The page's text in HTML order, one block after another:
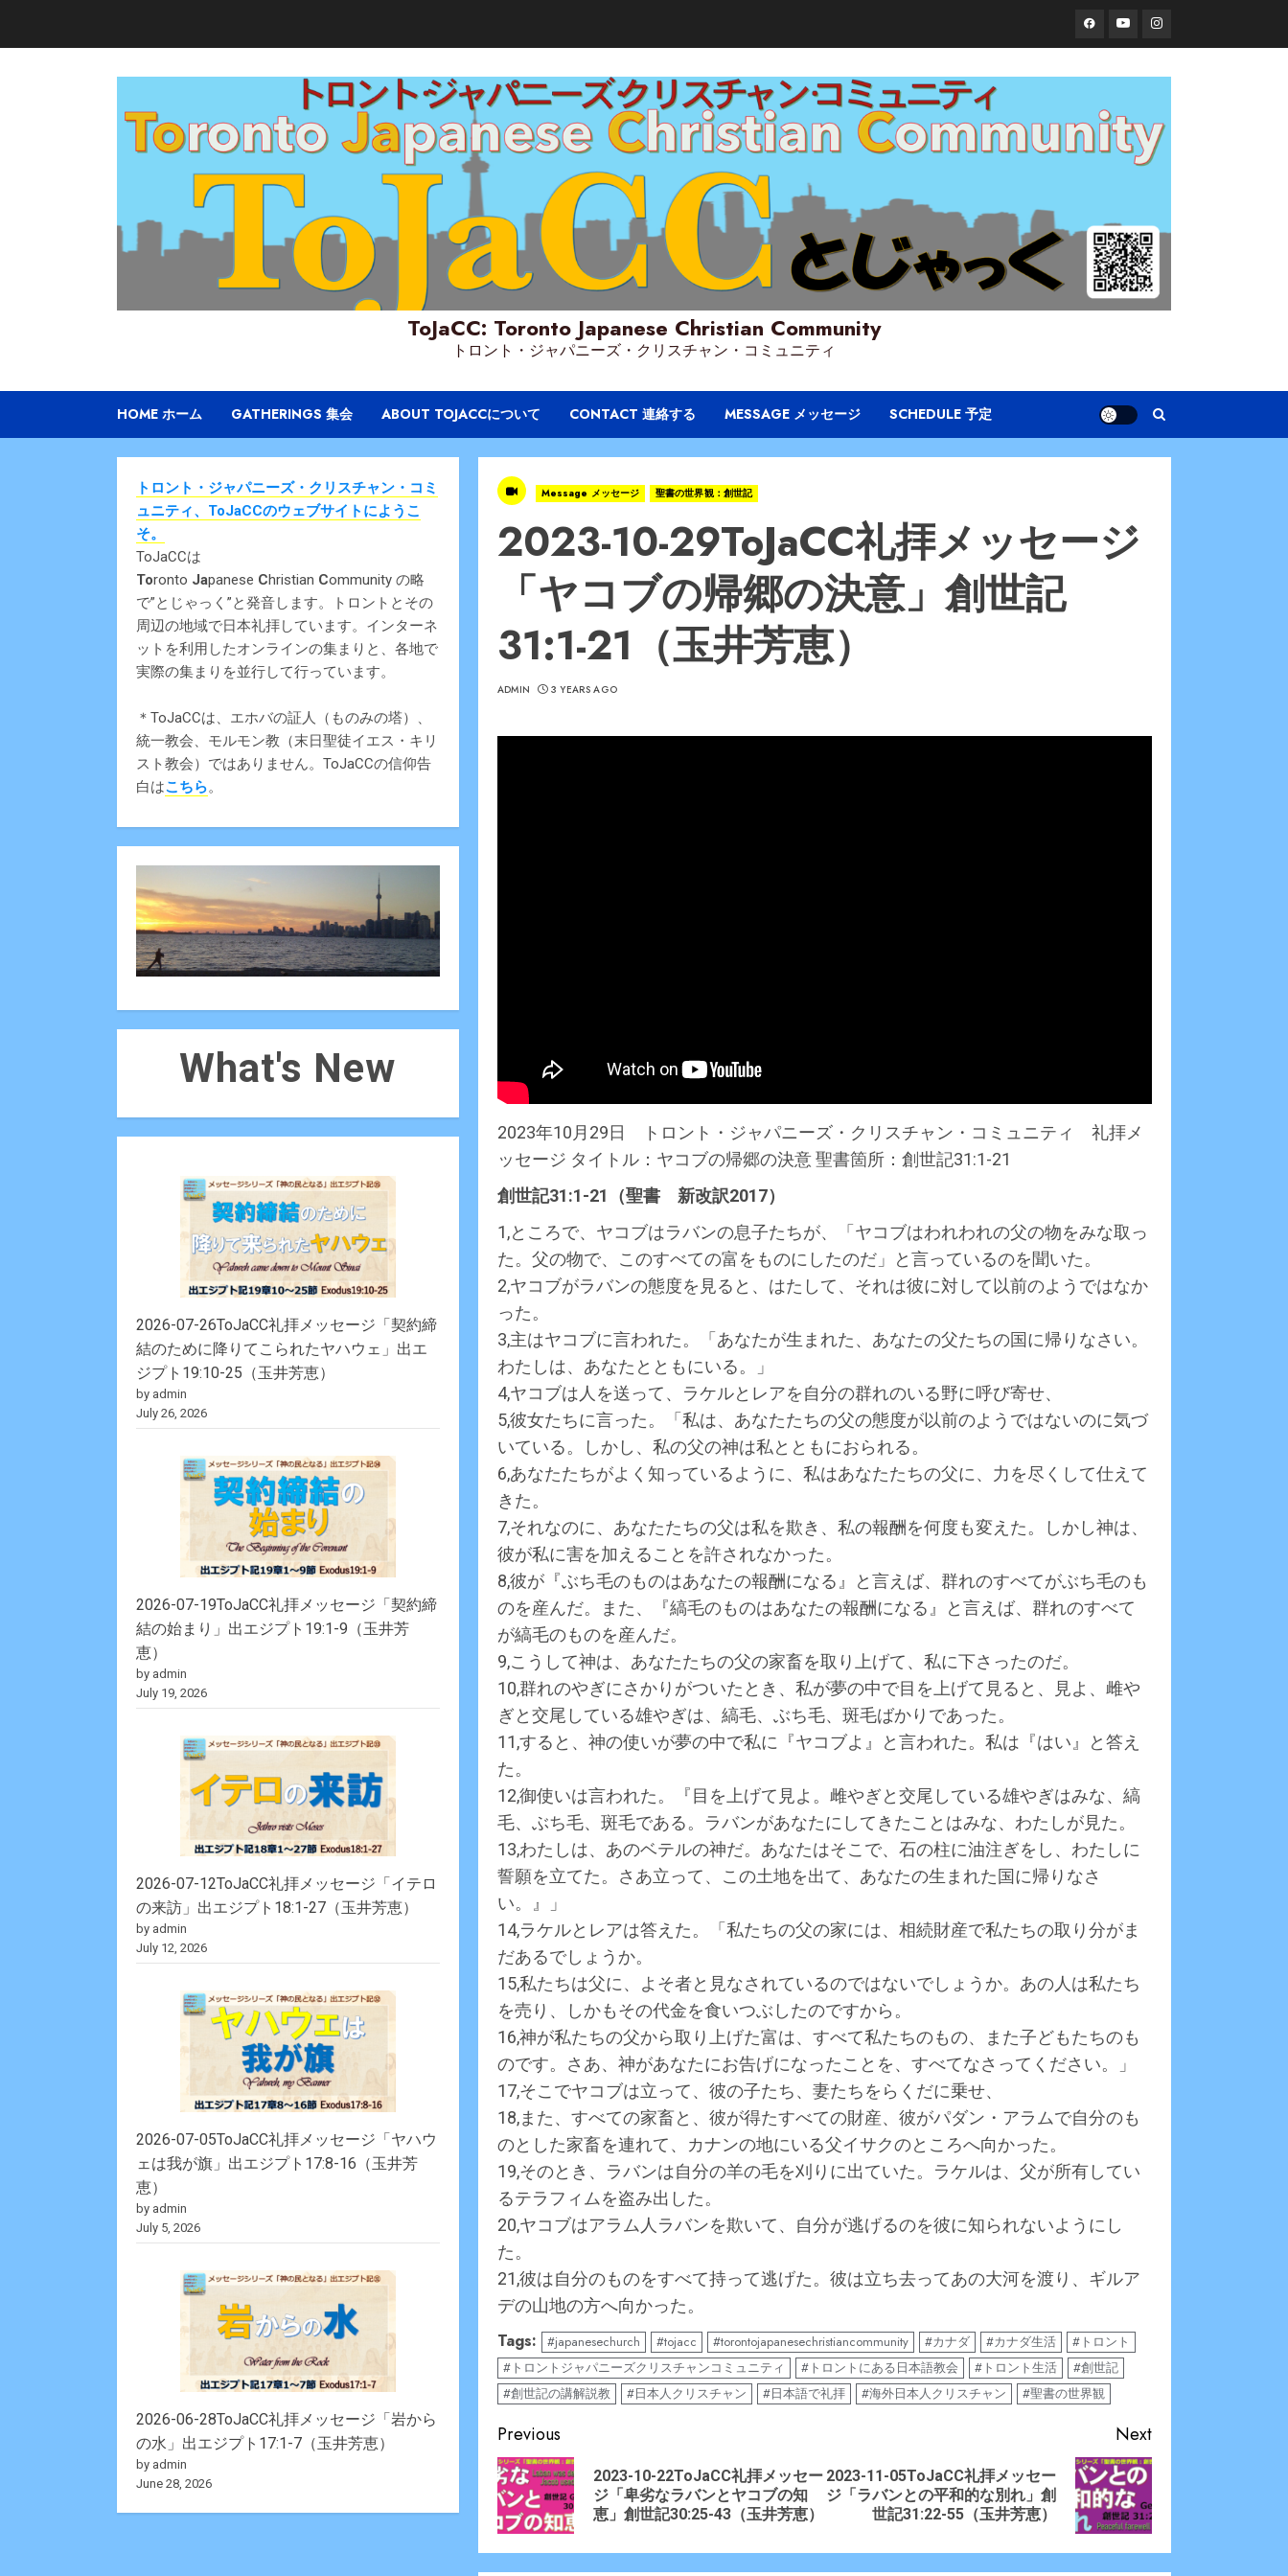
FacebookYouTubeInstagram
ToJaCC: Toronto Japanese Christian Community
トロント・ジャパニーズ・クリスチャン・コミュニティ
HOME ホーム GATHERINGS 集会 ABOUT TOJACCについて CONTACT 連絡する MESSAGE メッセージ SCHEDULE 予定
Message メッセージ 聖書の世界観：創世記
2023-10-29ToJaCC礼拝メッセージ
「ヤコブの帰郷の決意」創世記
31:1-21（玉井芳恵）
ADMIN 3 YEARS AGO
2023年10月29日 トロント・ジャパニーズ・クリスチャン・コミュニティ 礼拝メ
ッセージ タイトル：ヤコブの帰郷の決意 聖書箇所：創世記31:1-21
創世記31:1-21（聖書 新改訳2017）
1,ところで、ヤコブはラバンの息子たちが、「ヤコブはわれわれの父の物をみな取っ
た。父の物で、このすべての富をものにしたのだ」と言っているのを聞いた。
2,ヤコブがラバンの態度を見ると、はたして、それは彼に対して以前のようではなか
った。
3,主はヤコブに言われた。「あなたが生まれた、あなたの父たちの国に帰りなさい。
わたしは、あなたとともにいる。」
4,ヤコブは人を送って、ラケルとレアを自分の群れのいる野に呼び寄せ、
5,彼女たちに言った。「私は、あなたたちの父の態度が以前のようではないのに気づ
いている。しかし、私の父の神は私とともにおられる。
6,あなたたちがよく知っているように、私はあなたたちの父に、力を尽くして仕えて
きた。
7,それなのに、あなたたちの父は私を欺き、私の報酬を何度も変えた。しかし神は、
彼が私に害を加えることを許されなかった。
8,彼が『ぶち毛のものはあなたの報酬になる』と言えば、群れのすべてがぶち毛のも
のを産んだ。また、『縞毛のものはあなたの報酬になる』と言えば、群れのすべて
が縞毛のものを産んだ。
9,こうして神は、あなたたちの父の家畜を取り上げて、私に下さったのだ。
10,群れのやぎにさかりがついたとき、私が夢の中で目を上げて見ると、見よ、雌や
ぎと交尾している雄やぎは、縞毛、ぶち毛、斑毛ばかりであった。
11,すると、神の使いが夢の中で私に『ヤコブよ』と言われた。私は『はい』と答え
た。
12,御使いは言われた。『目を上げて見よ。雌やぎと交尾している雄やぎはみな、縞
毛、ぶち毛、斑毛である。ラバンがあなたにしてきたことはみな、わたしが見た。
13,わたしは、あのベテルの神だ。あなたはそこで、石の柱に油注ぎをし、わたしに
誓願を立てた。さあ立って、この土地を出て、あなたの生まれた国に帰りなさ
い。』」
14,ラケルとレアは答えた。「私たちの父の家には、相続財産で私たちの取り分がま
だあるでしょうか。
15,私たちは父に、よそ者と見なされているのではないでしょうか。あの人は私たち
を売り、しかもその代金を食いつぶしたのですから。
16,神が私たちの父から取り上げた富は、すべて私たちのもの、また子どもたちのも
のです。さあ、神があなたにお告げになったことを、すべてなさってください。」
17,そこでヤコブは立って、彼の子たち、妻たちをらくだに乗せ、
18,また、すべての家畜と、彼が得たすべての財産、彼がパダン・アラムで自分のも
のとした家畜を連れて、カナンの地にいる父イサクのところへ向かった。
19,そのとき、ラバンは自分の羊の毛を刈りに出ていた。ラケルは、父が所有してい
るテラフィムを盗み出した。
20,ヤコブはアラム人ラバンを欺いて、自分が逃げるのを彼に知られないようにし
た。
21,彼は自分のものをすべて持って逃げた。彼は立ち去ってあの大河を渡り、ギルア
デの山地の方へ向かった。
Tags: #japanesechurch #tojacc #torontojapanesechristiancommunity #カナダ #カナダ生活
#トロント
#トロントジャパニーズクリスチャンコミュニティ
#トロントにある日本語教会 #トロント生活
#創世記
#創世記の講解説教
#日本人クリスチャン #日本語で礼拝 #海外日本人クリスチャン #聖書の世界観
Continue
Reading
Previous
Previous
2023-10-22ToJaCC礼拝メッセー
ジ「卑劣なラバンとヤコブの知
恵」創世記30:25-43（玉井芳恵）
Next
Next
2023-11-05ToJaCC礼拝メッセー
ジ「ラバンとの平和的な別れ」創
世記31:22-55（玉井芳恵）
トロント・ジャパニーズ・クリスチャン・コミ
ュニティ、ToJaCCのウェブサイトにようこ
そ。
ToJaCCは
Toronto Japanese Christian Community の略
で”とじゃっく”と発音します。トロントとその
周辺の地域で日本礼拝しています。インターネ
ットを利用したオンラインの集まりと、各地で
実際の集まりを並行して行っています。
＊ToJaCCは、エホバの証人（ものみの塔）、
統一教会、モルモン教（末日聖徒イエス・キリ
スト教会）ではありません。ToJaCCの信仰告
白はこちら。
What's New
2026-07-26ToJaCC礼拝メッセージ「契約締
結のために降りてこられたヤハウェ」出エ
ジプト19:10-25（玉井芳恵）
by admin
July 26, 2026
2026-07-19ToJaCC礼拝メッセージ「契約締
結の始まり」出エジプト19:1-9（玉井芳
恵）
by admin
July 19, 2026
2026-07-12ToJaCC礼拝メッセージ「イテロ
の来訪」出エジプト18:1-27（玉井芳恵）
by admin
July 12, 2026
2026-07-05ToJaCC礼拝メッセージ「ヤハウ
ェは我が旗」出エジプト17:8-16（玉井芳
恵）
by admin
July 5, 2026
2026-06-28ToJaCC礼拝メッセージ「岩から
の水」出エジプト17:1-7（玉井芳恵）
by admin
June 28, 2026